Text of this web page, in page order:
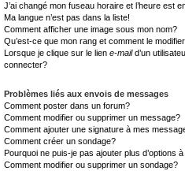
J’ai changé mon fuseau horaire et l’heure est
Ma langue n’est pas dans la liste!
Comment afficher une image sous mon nom?
Qu’est-ce que mon rang et comment le
Lorsque je clique sur le lien e-maild’un
connecter?
Problèmes liés aux envois de messages
Comment poster dans un forum?
Comment modifier ou supprimer un message?
Comment ajouter une signature à mes
Comment créer un sondage?
Pourquoi ne puis-je pas ajouter plus d’options
Comment modifier ou supprimer un sondage?